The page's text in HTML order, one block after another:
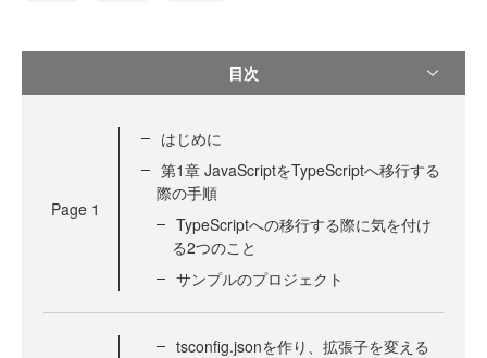
目次
Page 1
はじめに
第1章 JavaScriptをTypeScriptへ移行する
際の手順
TypeScriptへの移行する際に気を付け
る2つのこと
サンプルのプロジェクト
tsconfig.jsonを作り、拡張子を変える